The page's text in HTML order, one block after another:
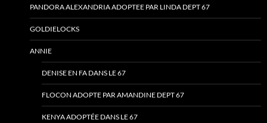
PANDORA ALEXANDRIA ADOPTEE PAR LINDA DEPT 67
GOLDIELOCKS
ANNIE
DENISE EN FA DANS LE 67
FLOCON ADOPTE PAR AMANDINE DEPT 67
KENYA ADOPTÉE DANS LE 67